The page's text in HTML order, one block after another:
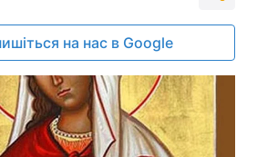
на нас в Google